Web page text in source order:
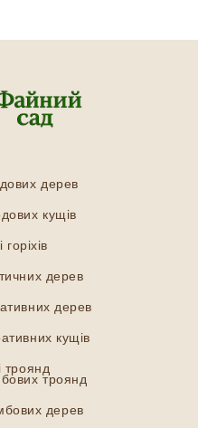
дерев
кущів
дерев
дерев
кущів
троянд
троянд
дерев